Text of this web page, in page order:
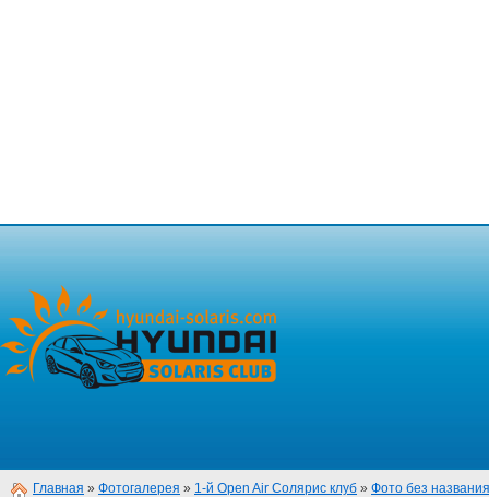
Главная » Фотогалерея » 1-й Open Air Солярис клуб » Фото без названия